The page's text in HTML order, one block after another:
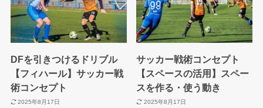
DFを引きつけるドリブル
【フィハール】サッカー戦
術コンセプト
2025年8月17日
サッカー戦術コンセプト
【スペースの活用】スペー
スを作る・使う動き
2025年8月17日